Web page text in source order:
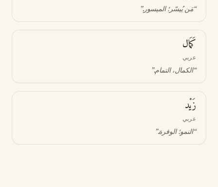
“مَن يُيسّر؛ الميسور.”
كَمَال
عربي
“الكمال، التمام.”
زَيْد
عربي
“النمو؛ الوفرة.”